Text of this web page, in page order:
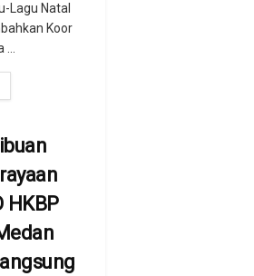
Lagu Natal
Koor
HKBP